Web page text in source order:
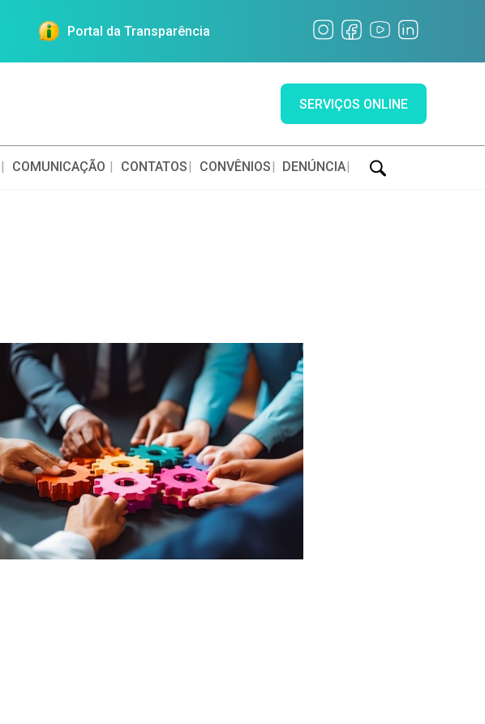
Portal da Transparência
SERVIÇOS ONLINE
COMUNICAÇÃO CONTATOS CONVÊNIOS DENÚNCIA